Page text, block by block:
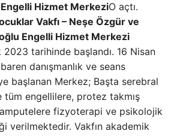
Hizmet MerkeziO açtı.
Vakfı – Neşe Özgür ve
Engelli Hizmet Merkezi
2023 tarihinde başlandı. 16 Nisan
danışmanlık ve seans
başlanan Merkez; Başta serebral
tüm engellilere, protez takmış
fizyoterapi ve psikolojik
verilmektedir. Vakfın akademik